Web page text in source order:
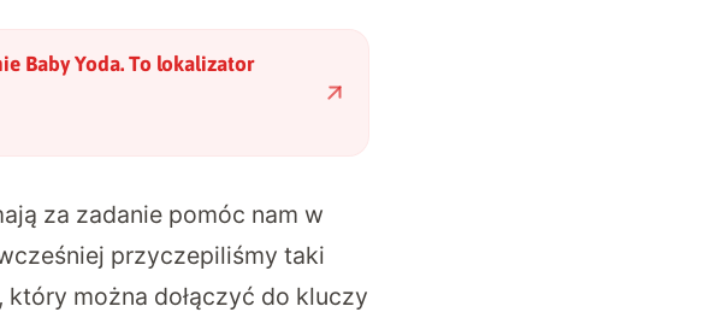
Baby Yoda. To lokalizator
za zadanie pomóc nam w
przyczepiliśmy taki
można dołączyć do kluczy